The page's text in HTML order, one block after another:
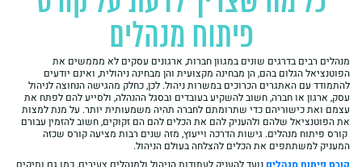
פיתוח מנהלים
מנהלים רבים בדרגים שונים במגוון חברות, ארגונים עסקים לא מממשים את
הפוטנציאל הגלום בהם, הן מבחינה מקצועית והן מבחינה ניהולית, ואינם יודעים
להתמודד עם האתגרים הכרוכים במשרות ניהול. לכן, כחלק מהגישה הנחוצה לניהול
עסק, ארגון או חברה, חשוב להשקיע בעובדים ובסגל ההנהלה, ולסייע להם לפתח את
עצמם ואת כישוריהם כדי שתרומתם לחברה תהיה משמעותית יותר. על מנת למצות
את הפוטנציאל שלהם ולהעניק להם את הכלים להם הם זקוקים, חשוב להזמין עבורם
קורס פיתוח מנהלים. גישות הדרכה וייעוץ, מזה שנים רבות מציעה קורס שכזה
המעניק למשתתפים את הכלים להצלחה בעולם הניהול.